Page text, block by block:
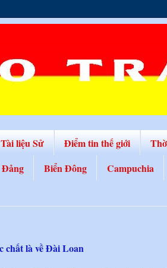
Tài liệu Sử Điểm tin thế giới
Biển Đông Campuchia
chất là về Đài Loan